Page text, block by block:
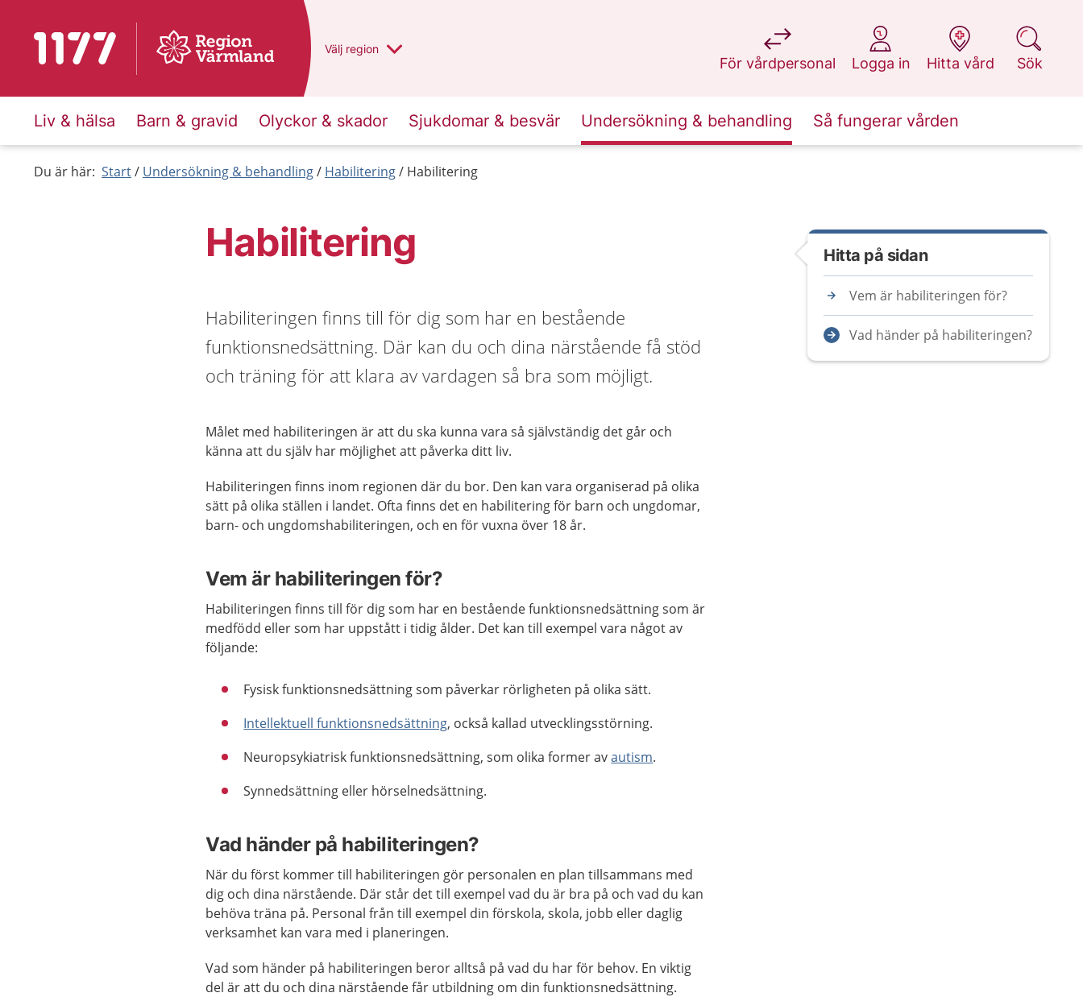
Till startsidan för 1177 Du har valt region
Välj en annan
region
För vårdpersonal
på 1177.se
Logga in
på 1177.se
Hitta vård
på 1177.se
Sök
på 1177.se
Liv & hälsa Barn & gravid Olyckor & skador Sjukdomar & besvär Undersökning & behandling Så fungerar vården
Du är här: Start Undersökning & behandling Habilitering Habilitering
Habilitering
Habiliteringen finns till för dig som har en bestående
funktionsnedsättning. Där kan du och dina närstående få stöd
och träning för att klara av vardagen så bra som möjligt.
Målet med habiliteringen är att du ska kunna vara så självständig det går och
känna att du själv har möjlighet att påverka ditt liv.
Habiliteringen finns inom regionen där du bor. Den kan vara organiserad på olika
sätt på olika ställen i landet. Ofta finns det en habilitering för barn och ungdomar,
barn- och ungdomshabiliteringen, och en för vuxna över 18 år.
Vem är habiliteringen för?
Habiliteringen finns till för dig som har en bestående funktionsnedsättning som är
medfödd eller som har uppstått i tidig ålder. Det kan till exempel vara något av
följande:
Fysisk funktionsnedsättning som påverkar rörligheten på olika sätt.
Intellektuell funktionsnedsättning, också kallad utvecklingsstörning.
Neuropsykiatrisk funktionsnedsättning, som olika former avautism.
Synnedsättning eller hörselnedsättning.
Vad händer på habiliteringen?
När du först kommer till habiliteringen gör personalen en plan tillsammans med
dig och dina närstående. Där står det till exempel vad du är bra på och vad du kan
behöva träna på. Personal från till exempel din förskola, skola, jobb eller daglig
verksamhet kan vara med i planeringen.
Vad som händer på habiliteringen beror alltså på vad du har för behov. En viktig
del är att du och dina närstående får utbildning om din funktionsnedsättning.
Hitta på sidan
Vem är habiliteringen för?
Vad händer på habiliteringen?